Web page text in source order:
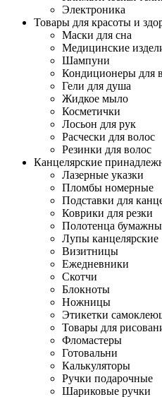
Электроника
Товары для красоты и
Маски для сна
Медицинские
Шампуни
Кондиционеры для
Гели для душа
Жидкое мыло
Косметички
Лосьон для рук
Расчески для волос
Резинки для волос
Канцелярские
Лазерные указки
Пломбы номерные
Подставки для
Коврики для резки
Полотенца
Лупы канцелярские
Визитницы
Ежедневники
Скотчи
Блокноты
Ножницы
Этикетки
Товары для
Фломастеры
Готовальни
Калькуляторы
Ручки подарочные
Шариковые ручки